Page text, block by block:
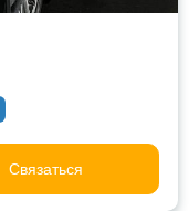
Связаться